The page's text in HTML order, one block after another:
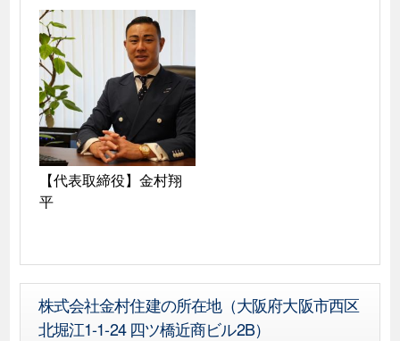
【代表取締役】金村翔
平
株式会社金村住建の所在地（大阪府大阪市西区
北堀江1-1-24 四ツ橋近商ビル2B）